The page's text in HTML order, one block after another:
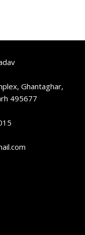
Ghantaghar,
495677